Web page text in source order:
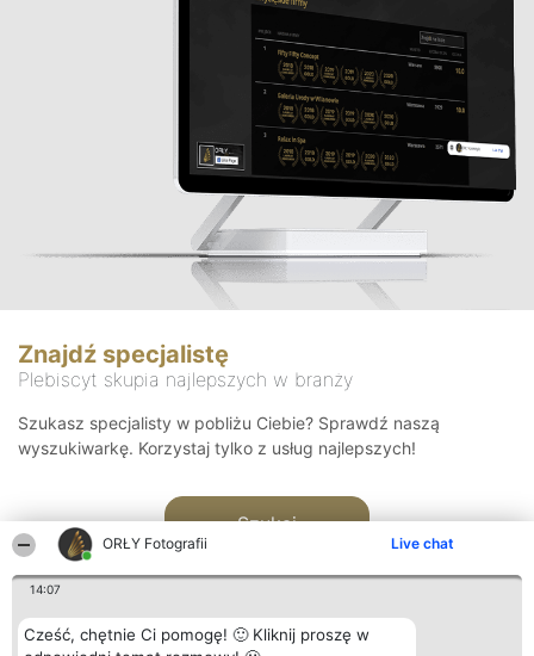
ORŁY Fotografii Live chat
14:07
Cześć, chętnie Ci pomogę! 🙂 Kliknij proszę w
Znajdź specjalistę
Plebiscyt skupia najlepszych w branży
Szukasz specjalisty w pobliżu Ciebie? Sprawdź naszą
wyszukiwarkę. Korzystaj tylko z usług najlepszych!
Szukaj